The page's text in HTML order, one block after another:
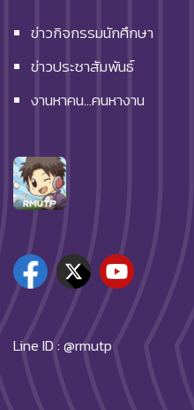
ข่าวกิจกรรมนักศึกษา
ข่าวประชาสัมพันธ์
งานหาคน…คนหางาน
Line ID : @rmutp